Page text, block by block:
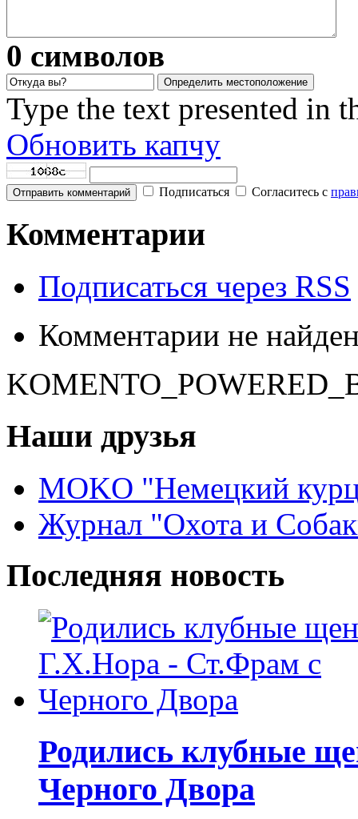
0 символов
Определить местоположение
Type the text presented in
Обновить капчу
Отправить комментарий Подписаться Согласитесь с
Комментарии
Подписаться через RSS
Комментарии не
Наши друзья
MOKO "Немецкий
Журнал "Охота и
Последняя новость
Родились клубные
Черного Двора